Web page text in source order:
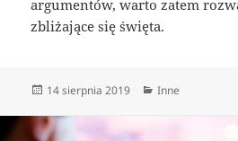
argumentów, warto zatem
zbliżające się święta.
Data
14 sierpnia 2019 Kategorie
Inne